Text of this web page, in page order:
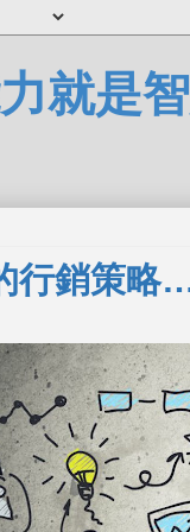
就是
行銷策略